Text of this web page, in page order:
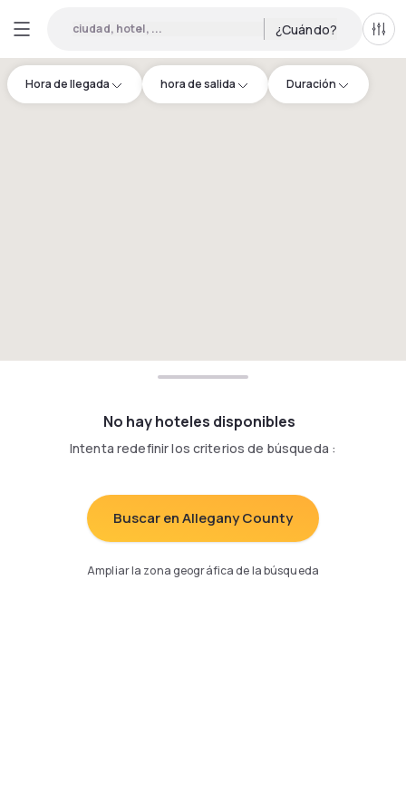
ciudad, hotel, ... ¿Cuándo?
Hora de llegada hora de salida Duración
No hay hoteles disponibles
Intenta redefinir los criterios de búsqueda :
Buscar en Allegany County
Ampliar la zona geográfica de la búsqueda